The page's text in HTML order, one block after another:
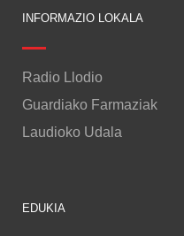
INFORMAZIO LOKALA
Radio Llodio
Guardiako Farmaziak
Laudioko Udala
EDUKIA